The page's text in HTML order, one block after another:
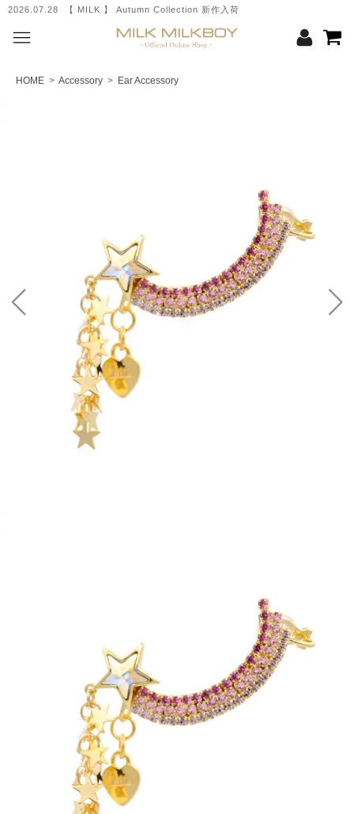
2026.07.28 【 MILK 】 Autumn Collection 新作入荷
HOME > Accessory > Ear Accessory